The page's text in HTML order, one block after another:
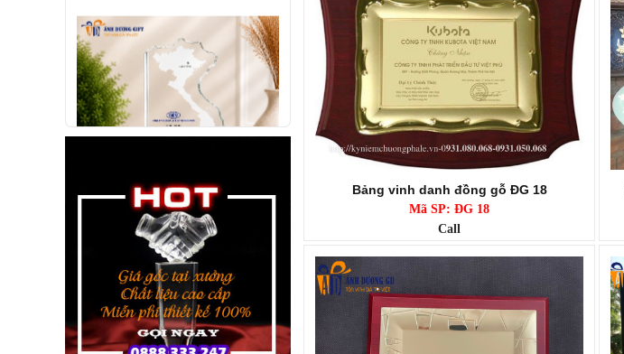
KỶ NIỆM CHƯƠNG KNC287
Mã SP: KNC287
Call
Bảng vinh danh đồng gỗ ĐG 18
Mã SP: ĐG 18
Call